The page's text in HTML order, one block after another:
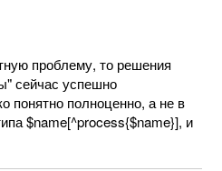
проблему, то решения
сейчас успешно
понятно полноценно, а не в
$name[^process{$name}], и